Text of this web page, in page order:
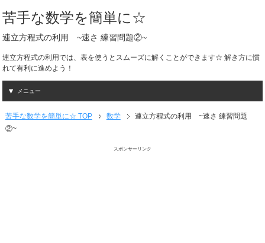
苦手な数学を簡単に☆
連立方程式の利用 ~速さ 練習問題②~
連立方程式の利用では、表を使うとスムーズに解くことができます☆ 解き方に慣
れて有利に進めよう！
メニュー
苦手な数学を簡単に☆ TOP 数学
連立方程式の利用 ~速さ 練習問題
②~
スポンサーリンク